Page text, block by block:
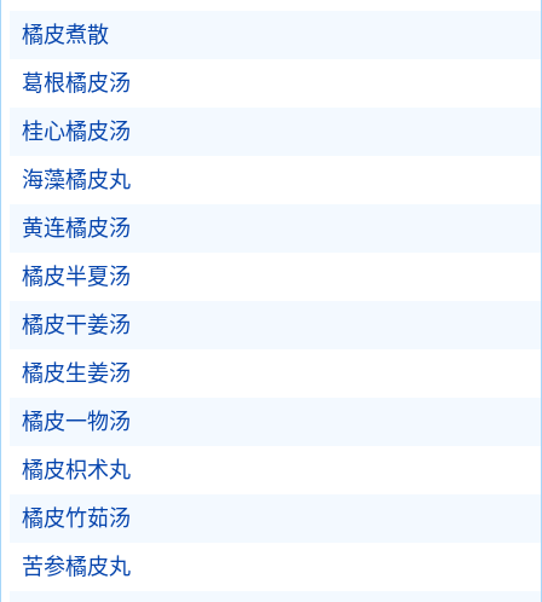
橘皮煮散
葛根橘皮汤
桂心橘皮汤
海藻橘皮丸
黄连橘皮汤
橘皮半夏汤
橘皮干姜汤
橘皮生姜汤
橘皮一物汤
橘皮枳术丸
橘皮竹茹汤
苦参橘皮丸